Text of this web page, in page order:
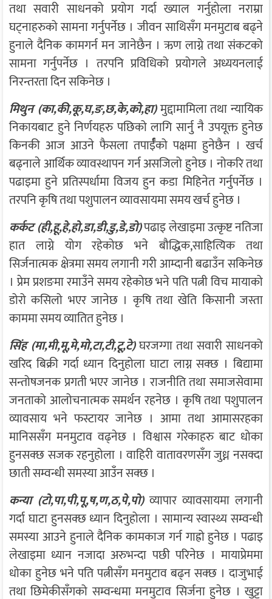
तथा सवारी साधनको प्रयोग गर्दा ख्याल गर्नुहोला नराम्रा
घट्नाहरुको सामना गर्नुपर्नेछ । जीवन साथिसँग मनमुटाब बढ्ने
हुनाले दैनिक कामगर्न मन जानेछैन । ऋण लाग्ने तथा संकटको
सामना गर्नुपर्नेछ । तरपनि प्रविधिको प्रयोगले अध्ययनलाई
निरन्तरता दिन सकिनेछ ।
मिथुन (का,की,कू,घ,ङ,छ,के,को,हा)मुद्दामामिला तथा न्यायिक
निकायबाट हुने निर्णयहरु पछिको लागि सार्नु नै उपयूक्त हुनेछ
किनकी आज आउने फैसला तपार्ईँको पक्षमा हुनेछैन । खर्च
बढ्नाले आर्थिक व्यावस्थापन गर्न असजिलो हुनेछ । नोकरि तथा
पढाइमा हुने प्रतिस्पर्धामा विजय हुन कडा मिहिनेत गर्नुपर्नेछ ।
तरपनि कृषि तथा पशुपालन व्यावसायमा समय खर्च हुनेछ ।
कर्कट (ही,हू,हे,हो,डा,डी,डु,डे,डो)पढाइ लेखाइमा उत्कृष्ट नतिजा
हात लाग्ने योग रहेकोछ भने बौद्धिक,साहित्यिक तथा
सिर्जनात्मक क्षेत्रमा समय लगानी गरी आम्दानी बढाउँन सकिनेछ
। प्रेम प्रशङमा रमाउँने समय रहेकोछ भने पति पत्नी विच मायाको
डोरो कसिलो भएर जानेछ । कृषि तथा खेति किसानी जस्ता
काममा समय व्यातित हुनेछ ।
सिंह (मा,मी,मू,मे,मो,टा,टी,टू,टे)घरजग्गा तथा सवारी साधनको
खरिद बिक्री गर्दा ध्यान दिनुहोला घाटा लाग्न सक्छ । बिद्यामा
सन्तोषजनक प्रगती भएर जानेछ । राजनीति तथा समाजसेवामा
जनताको आलोचनात्मक समर्थन रहनेछ । कृषि तथा पशुपालन
व्यावसाय भने फस्टायर जानेछ । आमा तथा आमासरहका
मानिससँग मनमुटाव वढ्नेछ । विश्वास गरेकाहरु बाट धोका
हुनसक्छ सजक रहनुहोला । वाहिरी वातावरणसँग जुध्न नसक्दा
छाती सम्वन्धी समस्या आउँन सक्छ ।
कन्या (टो,पा,पी,पू,ष,ण,ठ,पे,पो)व्यापार व्यावसायमा लगानी
गर्दा घाटा हुनसक्छ ध्यान दिनुहोला । सामान्य स्वास्थ्य सम्वन्धी
समस्या आउने हुनाले दैनिक कामकाज गर्न गाह्रो हुनेछ । पढाइ
लेखाइमा ध्यान नजादा अरुभन्दा पछी परिनेछ । मायाप्रेममा
धोका हुनेछ भने पति पत्नीसँग मनमुटाव बढ्न सक्छ । दाजुभाई
तथा छिमेकीसँगको सम्वन्धमा मनमुटाव सिर्जना हुनेछ । खुट्टा